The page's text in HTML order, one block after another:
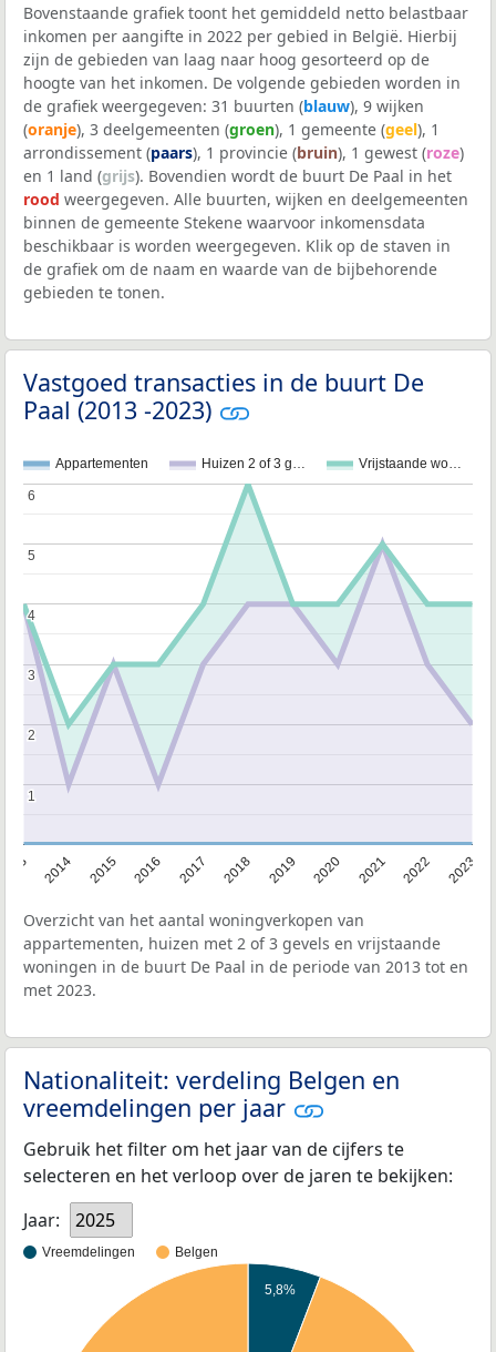
Bovenstaande grafiek toont het gemiddeld netto belastbaar
inkomen per aangifte in 2022 per gebied in België. Hierbij
zijn de gebieden van laag naar hoog gesorteerd op de
hoogte van het inkomen. De volgende gebieden worden in
de grafiek weergegeven: 31 buurten (blauw), 9 wijken
(oranje), 3 deelgemeenten (groen), 1 gemeente (geel), 1
arrondissement (paars), 1 provincie (bruin), 1 gewest (roze)
en 1 land (grijs). Bovendien wordt de buurt De Paal in het
rood weergegeven. Alle buurten, wijken en deelgemeenten
binnen de gemeente Stekene waarvoor inkomensdata
beschikbaar is worden weergegeven. Klik op de staven in
de grafiek om de naam en waarde van de bijbehorende
gebieden te tonen.
Vastgoed transacties in de buurt De
Paal (2013 -2023)
Appartementen Huizen 2 of 3 g… Vrijstaande wo…
2014 2015 2016 2017 2018 2019 2020 2021 2022 2023
11
2
2
3
3
4
4
5
5
6
6
Overzicht van het aantal woningverkopen van
appartementen, huizen met 2 of 3 gevels en vrijstaande
woningen in de buurt De Paal in de periode van 2013 tot en
met 2023.
Nationaliteit: verdeling Belgen en
vreemdelingen per jaar
Gebruik het filter om het jaar van de cijfers te
selecteren en het verloop over de jaren te bekijken:
Jaar:
2025
Vreemdelingen Belgen
5,8%